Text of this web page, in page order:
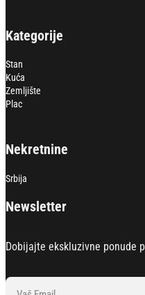
Kategorije
Stan
Kuća
Zemljište
Plac
Nekretnine
Srbija
Newsletter
Dobijajte ekskluzivne ponude
Section